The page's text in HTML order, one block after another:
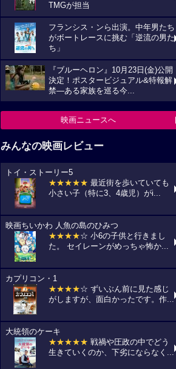
TMGが担当
フランシス・ンら出演。中年男たち
がボートレースに挑む「逆流の男た
ち」
『ブルーヘロン』10月23日(金)公開
決定！ポスタービジュアル&特報解
禁―ある家族を巡る今...
映画ニュースへ
みんなの映画レビュー
トイ・ストーリー5
★★★★★ 最近街を歩いていても
小さい子（特に3、4歳児）がi...
映画ちいかわ 人魚の島のひみつ
★★★★☆ 小6の子供と行きまし
た。 セイレーンがめっちゃ怖か...
カプリコン・1
★★★★☆ ずいぶん前に見た感じ
がしますが、面白かったです。作...
大統領のケーキ
★★★★★ 戦禍や圧政の中でどう
生きていくのか、下劣にならなく...